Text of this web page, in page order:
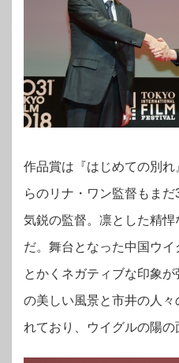
作品賞は『はじめての別
らのリナ・ワン監督もま
気鋭の監督。凛とした精悍
だ。舞台となった中国ウ
とかくネガティブな印象
の美しい風景と市井の人
れており、ウイグルの陽の